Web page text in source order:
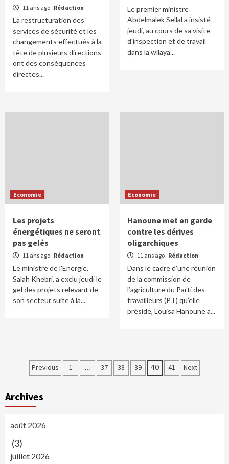
11 ans ago Rédaction
La restructuration des
services de sécurité et les
changements effectués à la
tête de plusieurs directions
ont des conséquences
directes...
Le premier ministre
Abdelmalek Sellal a insisté
jeudi, au cours de sa visite
d'inspection et de travail
dans la wilaya...
Economie
Les projets
énergétiques ne seront
pas gelés
11 ans ago Rédaction
Le ministre de l'Energie,
Salah Khebri, a exclu jeudi le
gel des projets relevant de
son secteur suite à la...
Economie
Hanoune met en garde
contre les dérives
oligarchiques
11 ans ago Rédaction
Dans le cadre d’une réunion
de la commission de
l’agriculture du Parti des
travailleurs (PT) qu’elle
préside, Louisa Hanoune a...
Navigation
articles
Previous 1 … 37 38 39 40 41 Next
Archives
août 2026
(3)
juillet 2026